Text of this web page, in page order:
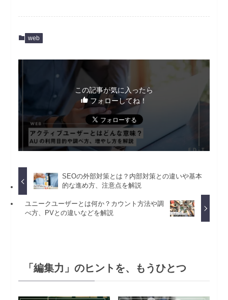
web
この記事が気に入ったら
フォローしてね！
SEOの外部対策とは？内部対策との違いや基本
的な進め方、注意点を解説
ユニークユーザーとは何か？カウント方法や調
べ方、PVとの違いなどを解説
「編集力」のヒントを、もうひとつ